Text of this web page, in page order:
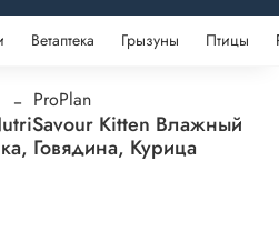
Ветаптека Грызуны Птицы
ProPlan
Kitten Влажный
Говядина, Курица